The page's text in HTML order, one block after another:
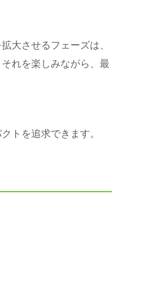
大させるフェーズは、
れを楽しみながら、最
トを追求できます。